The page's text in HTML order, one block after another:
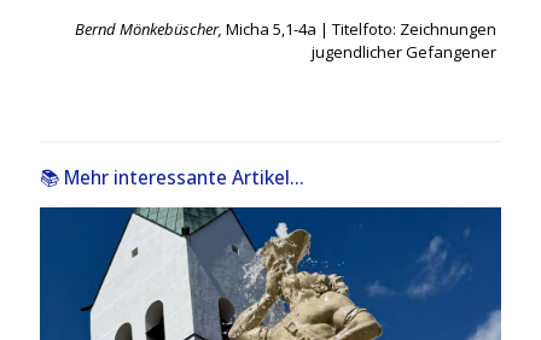
Bernd Mönkebüscher,Micha 5,1-4a | Titelfoto: Zeichnungen
jugendlicher Gefangener
📚 Mehr interessante Artikel...